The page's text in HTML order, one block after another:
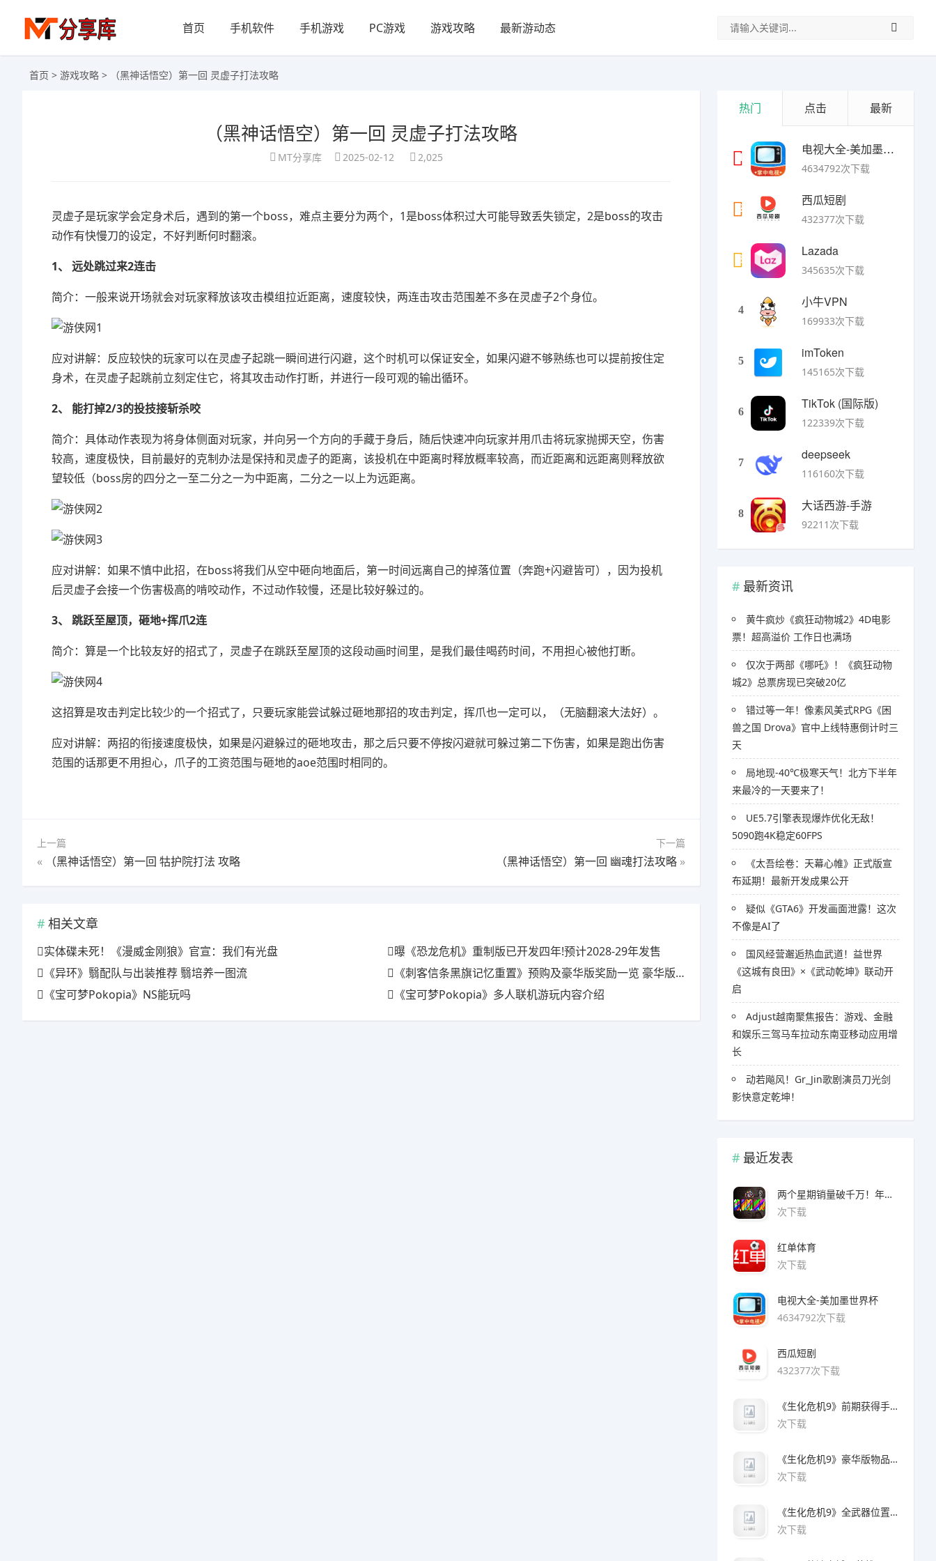
首页 手机软件 手机游戏 PC游戏 游戏攻略 最新游动态
首页 > 游戏攻略 > （黑神话悟空）第一回 灵虚子打法攻略
（黑神话悟空）第一回 灵虚子打法攻略
MT分享库 2025-02-12 2,025
灵虚子是玩家学会定身术后，遇到的第一个boss，难点主要分为两个，1是boss体积过大可能导致丢失锁定，2是boss的攻击
动作有快慢刀的设定，不好判断何时翻滚。
1、 远处跳过来2连击
简介：一般来说开场就会对玩家释放该攻击模组拉近距离，速度较快，两连击攻击范围差不多在灵虚子2个身位。
应对讲解：反应较快的玩家可以在灵虚子起跳一瞬间进行闪避，这个时机可以保证安全，如果闪避不够熟练也可以提前按住定
身术，在灵虚子起跳前立刻定住它，将其攻击动作打断，并进行一段可观的输出循环。
2、 能打掉2/3的投技接斩杀咬
简介：具体动作表现为将身体侧面对玩家，并向另一个方向的手藏于身后，随后快速冲向玩家并用爪击将玩家抛掷天空，伤害
较高，速度极快，目前最好的克制办法是保持和灵虚子的距离，该投机在中距离时释放概率较高，而近距离和远距离则释放欲
望较低（boss房的四分之一至二分之一为中距离，二分之一以上为远距离。
应对讲解：如果不慎中此招，在boss将我们从空中砸向地面后，第一时间远离自己的掉落位置（奔跑+闪避皆可），因为投机
后灵虚子会接一个伤害极高的啃咬动作，不过动作较慢，还是比较好躲过的。
3、 跳跃至屋顶，砸地+挥爪2连
简介：算是一个比较友好的招式了，灵虚子在跳跃至屋顶的这段动画时间里，是我们最佳喝药时间，不用担心被他打断。
这招算是攻击判定比较少的一个招式了，只要玩家能尝试躲过砸地那招的攻击判定，挥爪也一定可以，（无脑翻滚大法好）。
应对讲解：两招的衔接速度极快，如果是闪避躲过的砸地攻击，那之后只要不停按闪避就可躲过第二下伤害，如果是跑出伤害
范围的话那更不用担心，爪子的工资范围与砸地的aoe范围时相同的。
上一篇
« （黑神话悟空）第一回 牯护院打法 攻略
下一篇
（黑神话悟空）第一回 幽魂打法攻略»
相关文章
实体碟未死！《漫威金刚狼》官宣：我们有光盘
曝《恐龙危机》重制版已开发四年!预计2028-29年发售
《异环》翳配队与出装推荐 翳培养一图流
《刺客信条黑旗记忆重置》预购及豪华版奖励一览 豪华版有什么
《宝可梦Pokopia》NS能玩吗
《宝可梦Pokopia》多人联机游玩内容介绍
热门 点击 最新
1
电视大全-美加墨世界杯
4634792次下载
2
西瓜短剧
432377次下载
3
Lazada
345635次下载
4
小牛VPN
169933次下载
5
imToken
145165次下载
6
TikTok (国际版)
122339次下载
7
deepseek
116160次下载
8
大话西游-手游
92211次下载
最新资讯
黄牛疯炒《疯狂动物城2》4D电影
票！超高溢价 工作日也满场
仅次于两部《哪吒》！《疯狂动物
城2》总票房现已突破20亿
错过等一年！像素风美式RPG《困
兽之国 Drova》官中上线特惠倒计时三
天
局地现-40℃极寒天气！北方下半年
来最冷的一天要来了！
UE5.7引擎表现爆炸优化无敌！
5090跑4K稳定60FPS
《太吾绘卷：天幕心帷》正式版宣
布延期！最新开发成果公开
疑似《GTA6》开发画面泄露！这次
不像是AI了
国风经营邂逅热血武道！益世界
《这城有良田》×《武动乾坤》联动开
启
Adjust越南聚焦报告：游戏、金融
和娱乐三驾马车拉动东南亚移动应用增
长
​​动若飚风！Gr_Jin歌剧演员刀光剑
影快意定乾坤！
最近发表
两个星期销量破千万！年度爆款诞生了 3A看了都眼红
次下载
红单体育
次下载
电视大全-美加墨世界杯
4634792次下载
西瓜短剧
432377次下载
《生化危机9》前期获得手枪方法
次下载
《生化危机9》豪华版物品领取方法
次下载
《生化危机9》全武器位置及解锁方法
次下载